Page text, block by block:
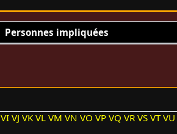
Personnes impliquées
VI VJ VK VL VM VN VO VP VQ VR VS VT VU